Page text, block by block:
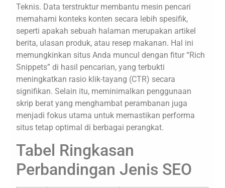
Teknis. Data terstruktur membantu mesin pencari
memahami konteks konten secara lebih spesifik,
seperti apakah sebuah halaman merupakan artikel
berita, ulasan produk, atau resep makanan. Hal ini
memungkinkan situs Anda muncul dengan fitur “Rich
Snippets” di hasil pencarian, yang terbukti
meningkatkan rasio klik-tayang (CTR) secara
signifikan. Selain itu, meminimalkan penggunaan
skrip berat yang menghambat perambanan juga
menjadi fokus utama untuk memastikan performa
situs tetap optimal di berbagai perangkat.
Tabel Ringkasan
Perbandingan Jenis SEO